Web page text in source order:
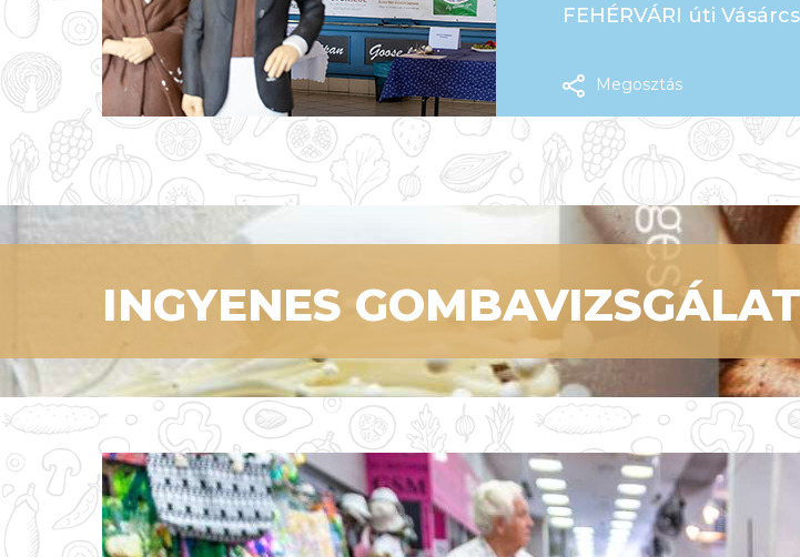
FEHÉRVÁRI úti
Megosztás
INGYENES GOMBAVIZSGÁLAT